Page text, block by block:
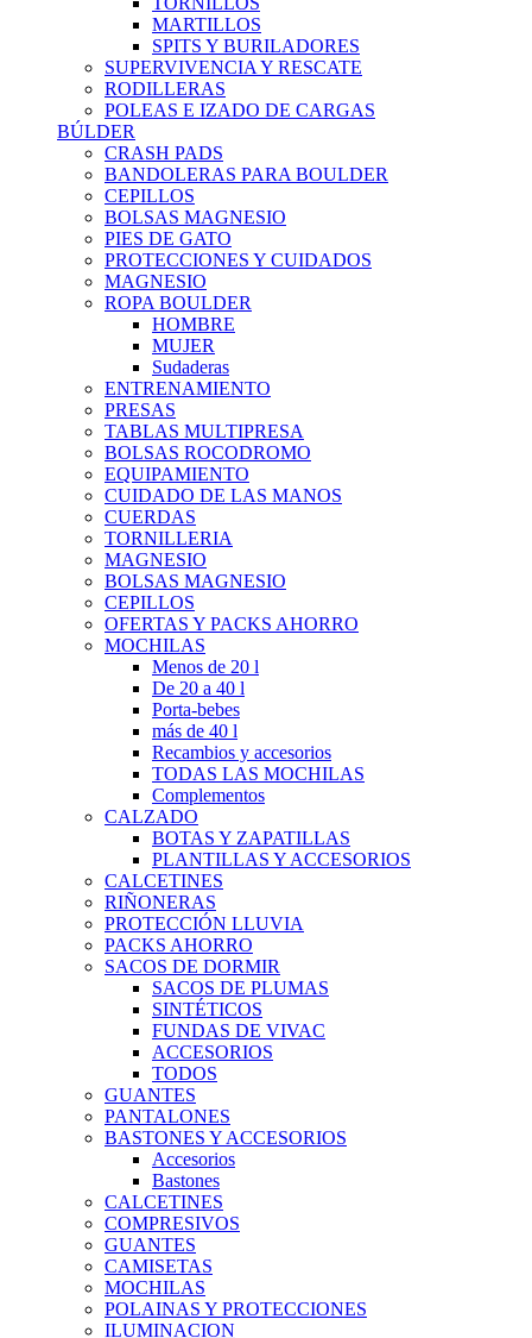
MARTILLOS
SPITS Y BURILADORES
SUPERVIVENCIA Y RESCATE
RODILLERAS
POLEAS E IZADO DE CARGAS
BÚLDER
CRASH PADS
BANDOLERAS PARA BOULDER
CEPILLOS
BOLSAS MAGNESIO
PIES DE GATO
PROTECCIONES Y CUIDADOS
MAGNESIO
ROPA BOULDER
HOMBRE
MUJER
Sudaderas
ENTRENAMIENTO
PRESAS
TABLAS MULTIPRESA
BOLSAS ROCODROMO
EQUIPAMIENTO
CUIDADO DE LAS MANOS
CUERDAS
TORNILLERIA
MAGNESIO
BOLSAS MAGNESIO
CEPILLOS
OFERTAS Y PACKS AHORRO
MOCHILAS
Menos de 20 l
De 20 a 40 l
Porta-bebes
más de 40 l
Recambios y accesorios
TODAS LAS MOCHILAS
Complementos
CALZADO
BOTAS Y ZAPATILLAS
PLANTILLAS Y ACCESORIOS
CALCETINES
RIÑONERAS
PROTECCIÓN LLUVIA
PACKS AHORRO
SACOS DE DORMIR
SACOS DE PLUMAS
SINTÉTICOS
FUNDAS DE VIVAC
ACCESORIOS
TODOS
GUANTES
PANTALONES
BASTONES Y ACCESORIOS
Accesorios
Bastones
CALCETINES
COMPRESIVOS
GUANTES
CAMISETAS
MOCHILAS
POLAINAS Y PROTECCIONES
ILUMINACION